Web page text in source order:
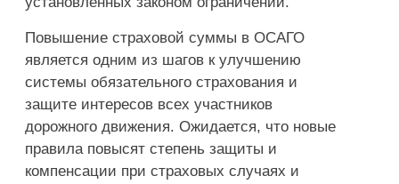
Повышение страховой суммы в ОСАГО
является одним из шагов к улучшению
системы обязательного страхования и
защите интересов всех участников
дорожного движения. Ожидается, что новые
правила повысят степень защиты и
компенсации при страховых случаях и